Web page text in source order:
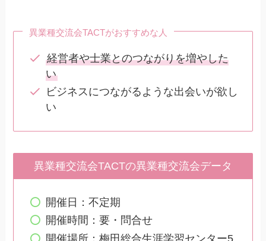
異業種交流会TACTがおすすめな人
経営者や士業とのつながりを増やした
い
ビジネスにつながるような出会いが欲し
い
異業種交流会TACTの異業種交流会データ
開催日：不定期
開催時間：要・問合せ
開催場所：梅田総合生涯学習センター5